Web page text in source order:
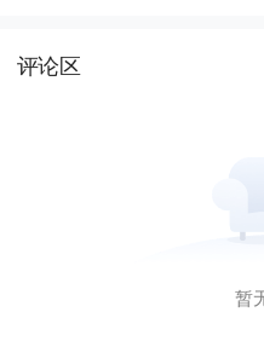
评论区
暂